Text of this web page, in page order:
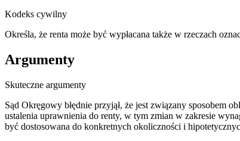
Kodeks cywilny
Określa, że renta może być wypłacana także w rzeczach
Argumenty
Skuteczne argumenty
Sąd Okręgowy błędnie przyjął, że jest związany sposobem
ustalenia uprawnienia do renty, w tym zmian w zakresie
być dostosowana do konkretnych okoliczności i